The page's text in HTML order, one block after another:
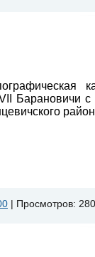
Барановичи с
Просмотров: